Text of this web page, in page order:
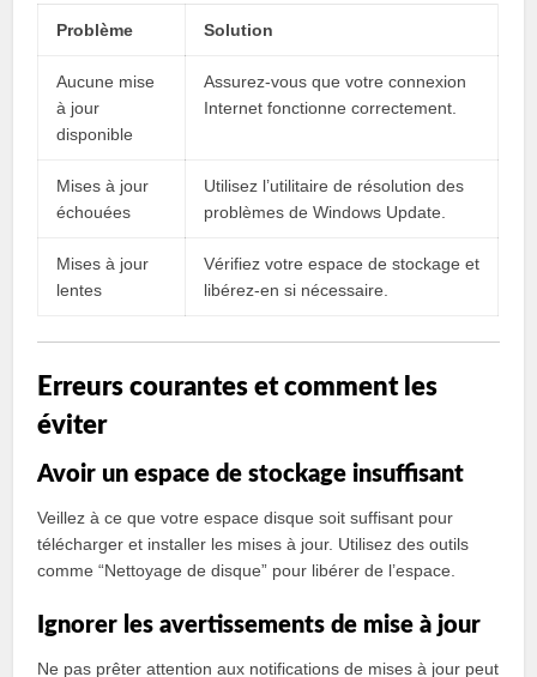
Problème Solution
Aucune mise
à jour
disponible
Assurez-vous que votre connexion
Internet fonctionne correctement.
Mises à jour
échouées
Utilisez l’utilitaire de résolution des
problèmes de Windows Update.
Mises à jour
lentes
Vérifiez votre espace de stockage et
libérez-en si nécessaire.
Erreurs courantes et comment les
éviter
Avoir un espace de stockage insuffisant
Veillez à ce que votre espace disque soit suffisant pour
télécharger et installer les mises à jour. Utilisez des outils
comme “Nettoyage de disque” pour libérer de l’espace.
Ignorer les avertissements de mise à jour
Ne pas prêter attention aux notifications de mises à jour peut